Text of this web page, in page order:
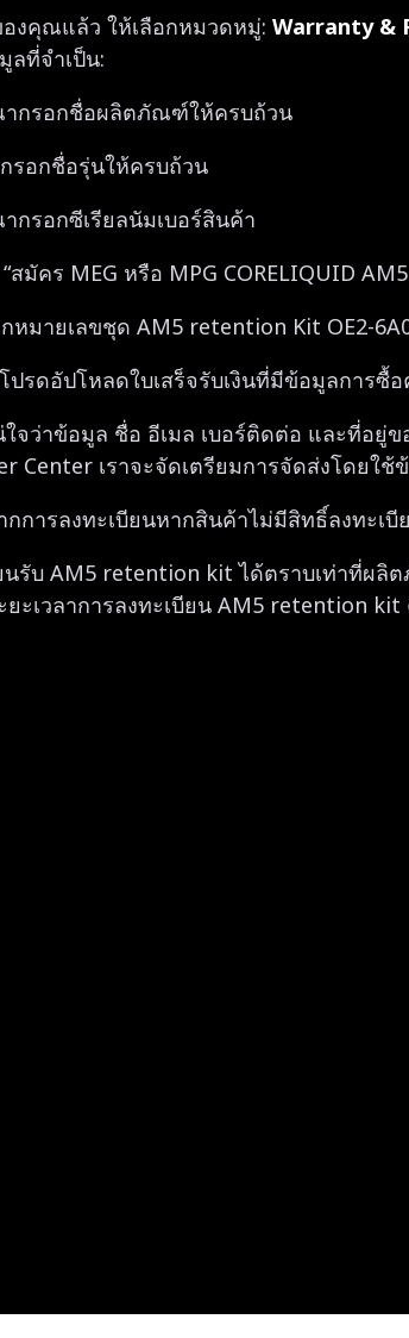
งคุณแล้ว ให้เลือกหมวดหมู่: Warranty &
ลที่จำเป็น:
ากรอกชื่อผลิตภัณฑ์ให้ครบถ้วน
รอกชื่อรุ่นให้ครบถ้วน
กรอกซีเรียลนัมเบอร์สินค้า
มัคร MEG หรือ MPG CORELIQUID
มายเลขชุด AM5 retention Kit OE2-
ปรดอัปโหลดใบเสร็จรับเงินที่มีข้อมูลการซื้
จว่าข้อมูล ชื่อ อีเมล เบอร์ติดต่อ และที่อยู่
Center เราจะจัดเตรียมการจัดส่งโดยใช้
การลงทะเบียนหากสินค้าไม่มีสิทธิ์ลงทะเบี
นรับ AM5 retention kit ได้ตราบเท่าที่ผลิ
ะเวลาการลงทะเบียน AM5 retention